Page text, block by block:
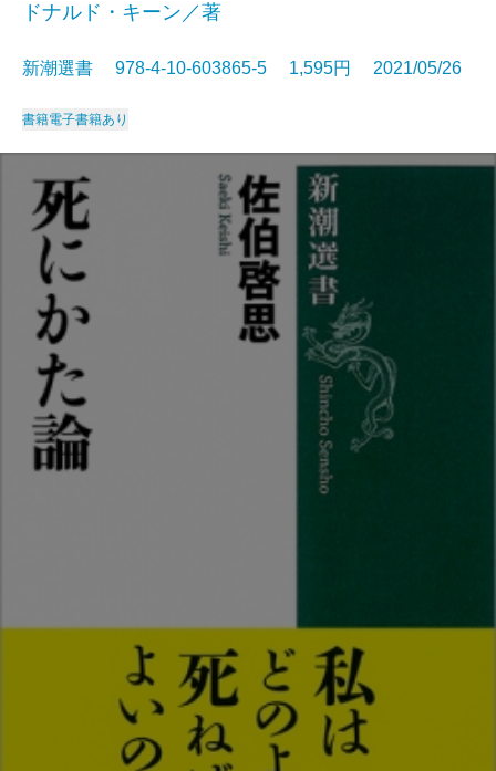
ドナルド・キーン／著
新潮選書 978-4-10-603865-5 1,595円 2021/05/26
書籍電子書籍あり